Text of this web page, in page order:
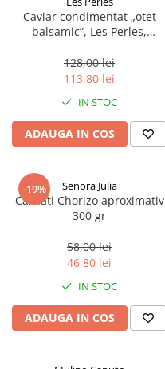
Caviar condimentat „otet
balsamic”, Les Perles,
sferice, 200 g
128,00 lei
113,80 lei
IN STOC
ADAUGA IN COS
-19% Senora Julia
Carnati Chorizo aproximativ
300 gr
58,00 lei
46,80 lei
IN STOC
ADAUGA IN COS